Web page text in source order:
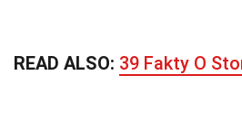
READ ALSO: 39 Fakty O